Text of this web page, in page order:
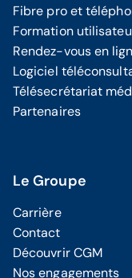
Fibre pro et
Formation
Rendez-vous en
Logiciel
Télésecrétariat
Partenaires
Le Groupe
Carrière
Contact
Découvrir CGM
Nos engagements